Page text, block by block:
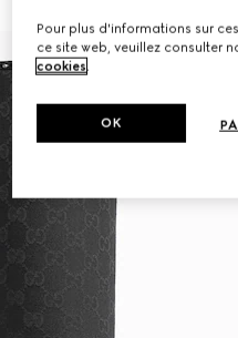
Pour plus d'informations sur
ce site web, veuillez consulter
cookies.
OK